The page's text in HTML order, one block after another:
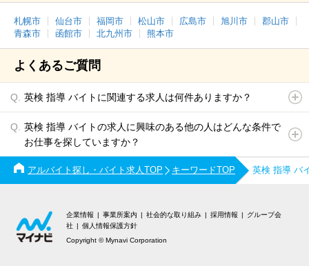
札幌市 仙台市 福岡市 松山市 広島市 旭川市
郡山市
青森市
函館市 北九州市 熊本市
よくあるご質問
英検 指導 バイトに関連する求人は何件ありますか？
英検 指導 バイトの求人に興味のある他の人はどんな条件で
お仕事を探していますか？
アルバイト探し・バイト求人TOP キーワードTOP 英検 指導 バ
企業情報 事業所案内 社会的な取り組み 採用情報
グループ会
社
個人情報保護方針
Copyright © Mynavi Corporation